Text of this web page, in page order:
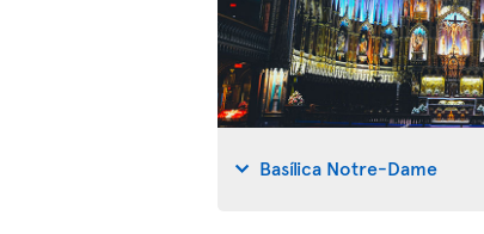
Basílica Notre-Dame